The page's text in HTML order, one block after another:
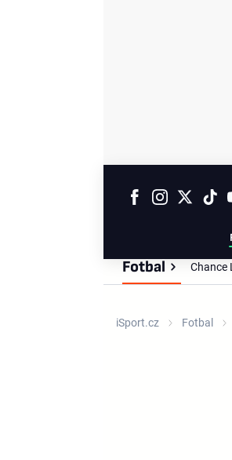
Fotbal Chance
iSport.cz Fotbal